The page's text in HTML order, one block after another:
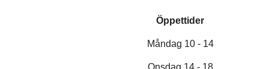
Öppettider
Måndag 10 - 14
Onsdag 14 - 18